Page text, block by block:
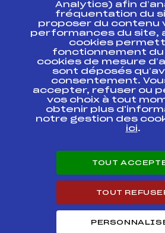
Ressources
Pass’Neige
Projet sportif fédéral
Projet de performance
Antidopage
Pôle Développement,
Scientifique
Listes ministérielles
Pôle vie de l’athlète
Carrières
Analytics) afin
fréquentation du
proposer du contenu
performances du site,
cookies
fonctionnement du
cookies de mesure
sont déposés
consentement.
accepter, refuser ou
vos choix à tout
obtenir plus
notre gestion des
ici.
TOUT
TOUT